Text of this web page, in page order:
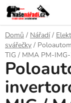
Přejít
na
obsah
Domů / Nářadí /
svářečky /
TIG / MMA PM-